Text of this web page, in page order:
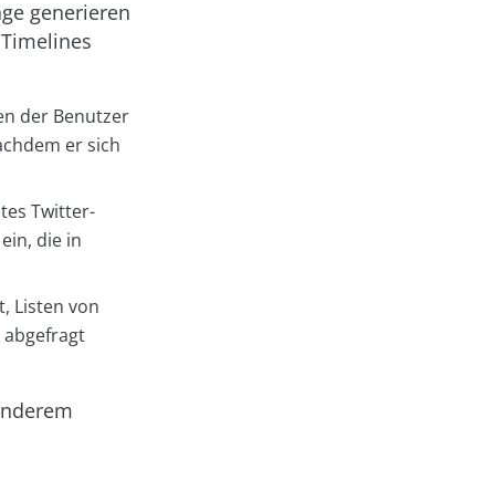
generieren
der Benutzer
er sich
Twitter-
die in
Listen von
abgefragt